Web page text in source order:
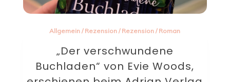
Allgemein / Rezension / Rezension / Roman
„Der verschwundene
Buchladen“ von Evie Woods,